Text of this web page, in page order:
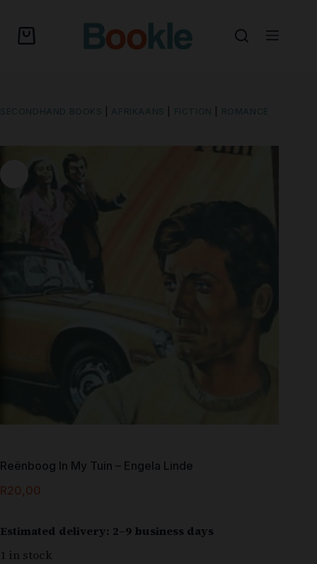
SECONDHAND BOOKS AFRIKAANS FICTION ROMANCE
Reënboog In My Tuin – Engela Linde
R20,00
Estimated delivery: 2–9 business days
1 in stock